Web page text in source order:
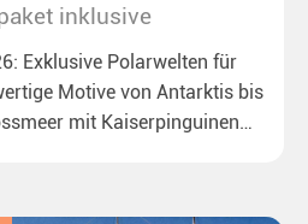
inklusive
Exklusive Polarwelten für
Motive von Antarktis bis
mit Kaiserpinguinen